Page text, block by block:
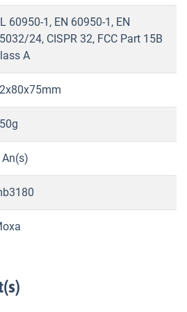
60950-1, EN 60950-1, EN
24, CISPR 32, FCC Part 15B
A
An(s)